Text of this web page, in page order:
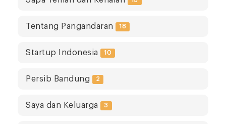
Tentang Pangandaran 18
Startup Indonesia 10
Persib Bandung 2
Saya dan Keluarga 3